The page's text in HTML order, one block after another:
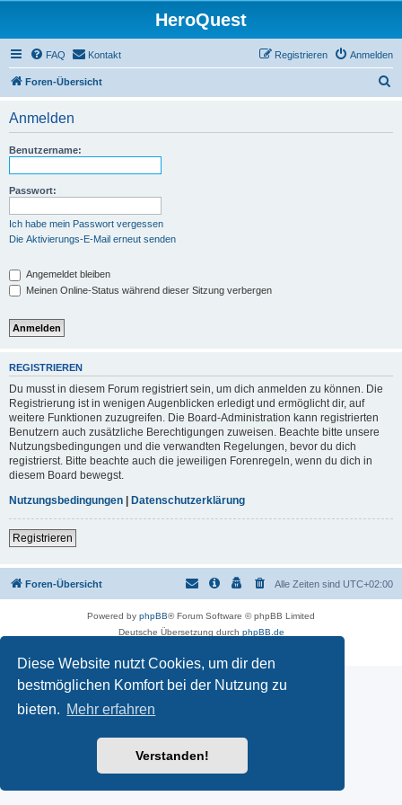
Diese Website nutzt Cookies, um dir den
bestmöglichen Komfort bei der Nutzung zu
bieten. Mehr erfahren
Verstanden!
HeroQuest
FAQ Kontakt Anmelden
Registrieren
Foren-Übersicht
Anmelden
Benutzername:
Passwort:
Ich habe mein Passwort vergessen
Die Aktivierungs-E-Mail erneut senden
Angemeldet bleiben
Meinen Online-Status während dieser Sitzung verbergen
REGISTRIEREN
Du musst in diesem Forum registriert sein, um dich anmelden zu können. Die
Registrierung ist in wenigen Augenblicken erledigt und ermöglicht dir, auf
weitere Funktionen zuzugreifen. Die Board-Administration kann registrierten
Benutzern auch zusätzliche Berechtigungen zuweisen. Beachte bitte unsere
Nutzungsbedingungen und die verwandten Regelungen, bevor du dich
registrierst. Bitte beachte auch die jeweiligen Forenregeln, wenn du dich in
diesem Board bewegst.
Nutzungsbedingungen | Datenschutzerklärung
Registrieren
Foren-Übersicht Alle Zeiten sind UTC+02:00
Powered by phpBB® Forum Software © phpBB Limited
Deutsche Übersetzung durch phpBB.de